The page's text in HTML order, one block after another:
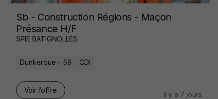
Sb - Construction Régions - Maçon
Présance H/F
SPIE BATIGNOLLES
Dunkerque - 59 CDI
Voir l’offre
il y a 7 jours